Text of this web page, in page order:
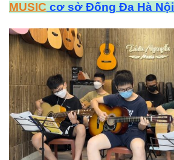
MUSIC cơ sở Đống Đa Hà Nội